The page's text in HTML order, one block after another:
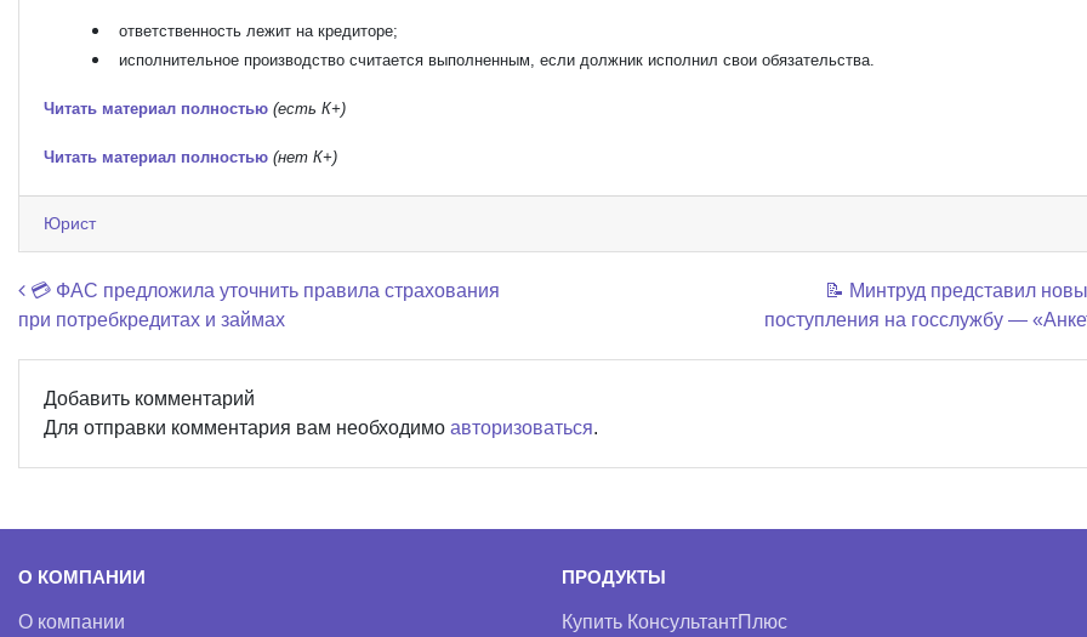
ответственность лежит на кредиторе;
исполнительное производство считается выполненным, если должник исполнил свои обязательства.
Читать материал полностью (есть К+)
Читать материал полностью (нет К+)
Юрист
Навигация по записям
💳 ФАС предложила уточнить правила страхования
при потребкредитах и займах
📝 Минтруд представил
поступления на госслужбу —
Добавить комментарий
Для отправки комментария вам необходимо авторизоваться.
О КОМПАНИИ
О компании
ПРОДУКТЫ
Купить КонсультантПлюс